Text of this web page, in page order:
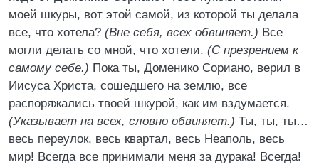
моей шкуры, вот этой самой, из которой ты делала
все, что хотела? (Вне себя, всех обвиняет.) Все
могли делать со мной, что хотели. (С презрением к
самому себе.) Пока ты, Доменико Сориано, верил в
Иисуса Христа, сошедшего на землю, все
распоряжались твоей шкурой, как им вздумается.
(Указывает на всех, словно обвиняет.) Ты, ты, ты…
весь переулок, весь квартал, весь Неаполь, весь
мир! Всегда все принимали меня за дурака! Всегда!